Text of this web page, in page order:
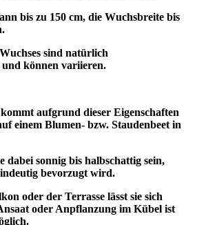
bis zu 150 cm, die Wuchsbreite bis
sind natürlich
können variieren.
aufgrund dieser Eigenschaften
einem Blumen- bzw. Staudenbeet in
dabei sonnig bis halbschattig sein,
bevorzugt wird.
oder der Terrasse lässt sie sich
oder Anpflanzung im Kübel ist